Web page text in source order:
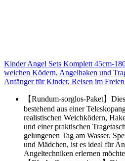
Kinder Angel Sets Komplett 45cm-
weichen Ködern, Angelhaken und
Anfänger für Kinder, Reisen im
【Rundum-sorglos-Paket】
bestehend aus einer
realistischen Weichködern,
und einer praktischen
gelungenen Tag am Wasser.
und Mädchen, ist es ideal für
Angeltechniken erlernen